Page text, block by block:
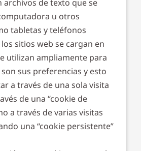
archivos de texto que se
u otros
tabletas y teléfonos
sitios web se cargan en
utilizan ampliamente para
sus preferencias y esto
a través de una sola visita
de una “cookie de
a través de varias visitas
una “cookie persistente”